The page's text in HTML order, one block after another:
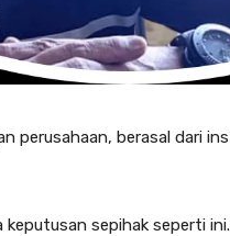
perusahaan, berasal dari
sepihak seperti